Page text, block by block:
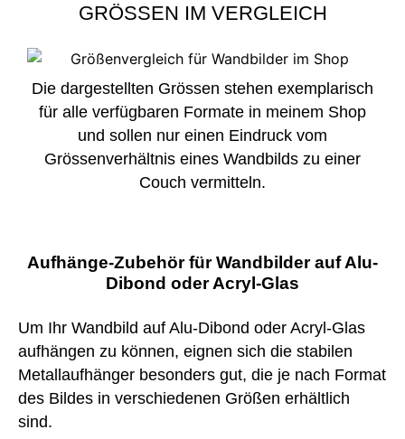
GRÖSSEN IM VERGLEICH
Die dargestellten Grössen stehen exemplarisch
für alle verfügbaren Formate in meinem Shop
und sollen nur einen Eindruck vom
Grössenverhältnis eines Wandbilds zu einer
Couch vermitteln.
Aufhänge-Zubehör für Wandbilder auf Alu-
Dibond oder Acryl-Glas
Um Ihr Wandbild auf Alu-Dibond oder Acryl-Glas
aufhängen zu können, eignen sich die stabilen
Metallaufhänger besonders gut, die je nach Format
des Bildes in verschiedenen Größen erhältlich
sind.